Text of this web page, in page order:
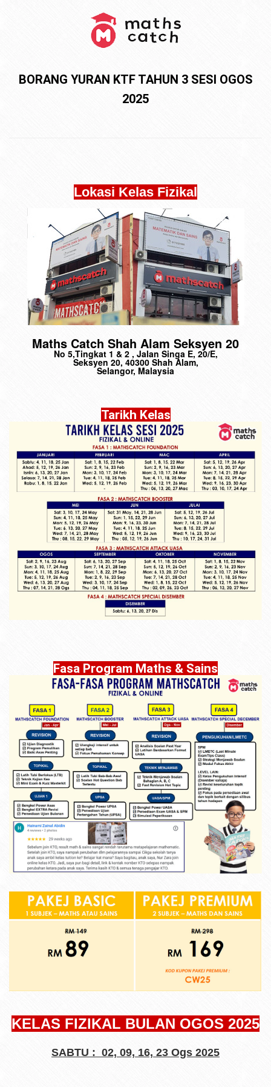
BORANG YURAN KTF TAHUN 3 SESI OGOS
2025
Lokasi Kelas Fizikal
Maths Catch Shah Alam Seksyen 20
No 5,Tingkat 1 & 2 , Jalan Singa E, 20/E,
Seksyen 20, 40300 Shah Alam,
Selangor, Malaysia
Tarikh Kelas
Fasa Program Maths & Sains
KELAS FIZIKAL BULAN OGOS 2025
SABTU : 02, 09, 16, 23 Ogs 2025